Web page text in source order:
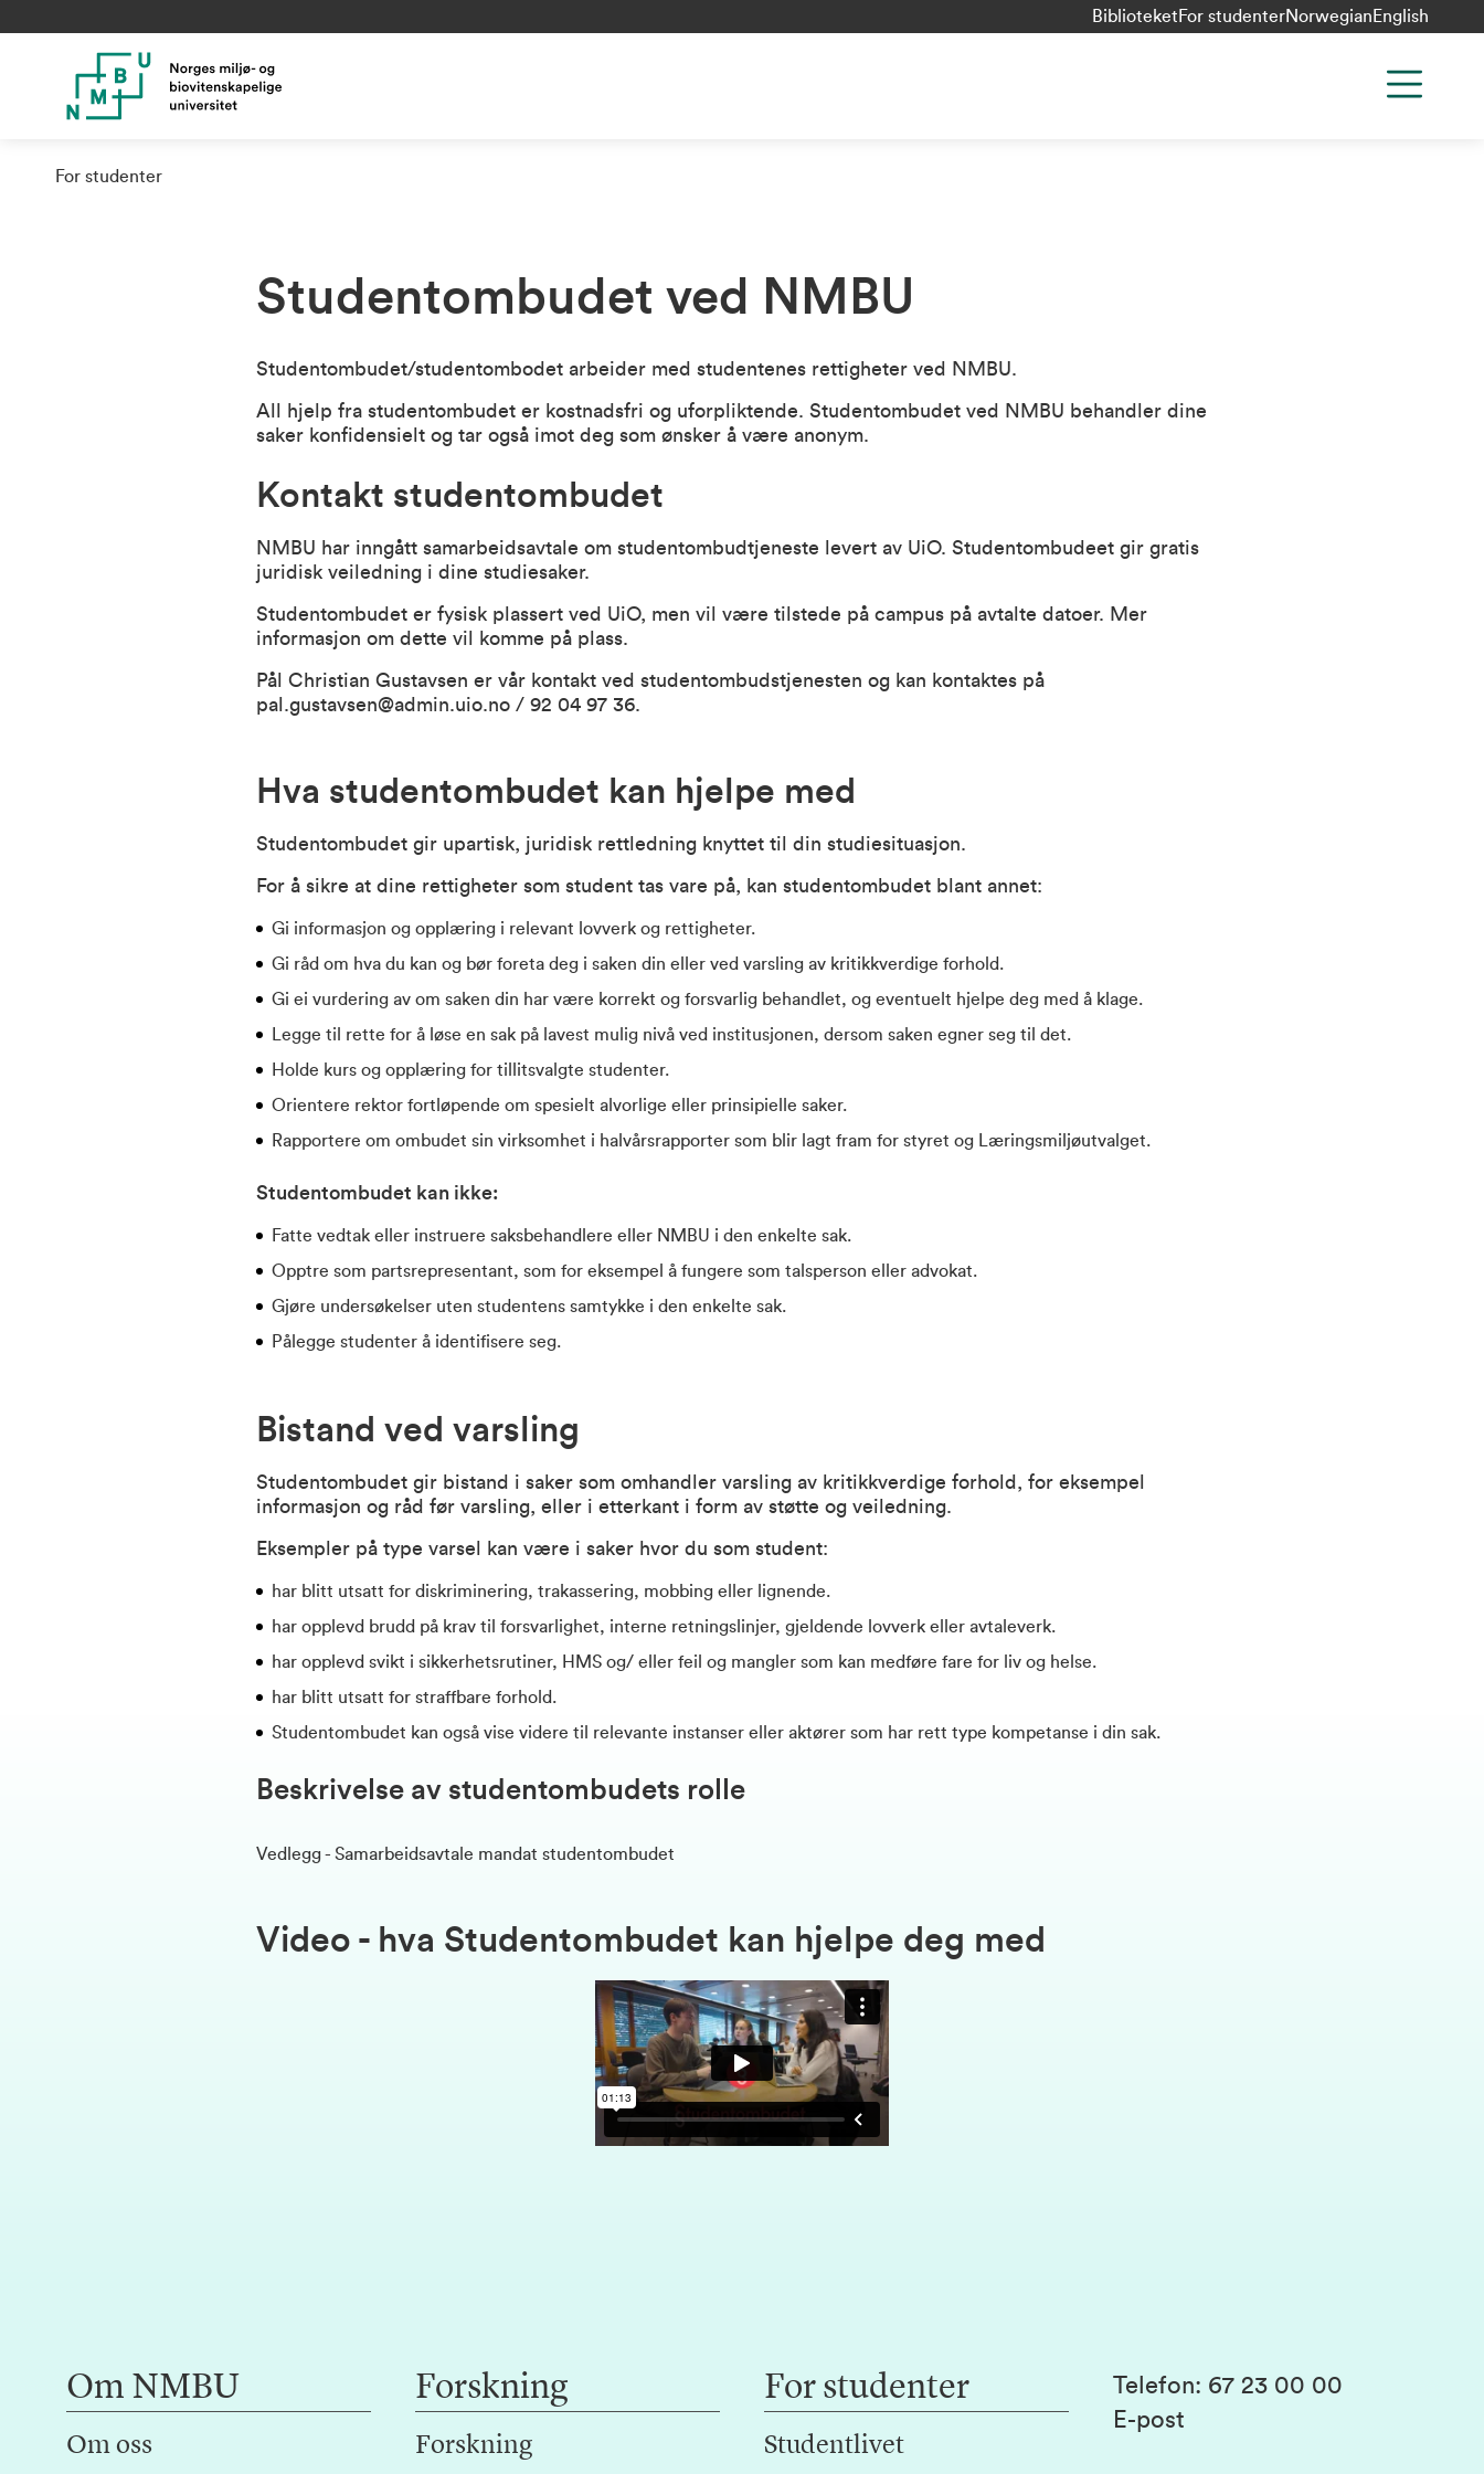
Biblioteket For studenterNorwegian English
For studenter
Studentombudet ved NMBU
Studentombudet/studentombodet arbeider med studentenes rettigheter ved NMBU.
All hjelp fra studentombudet er kostnadsfri og uforpliktende. Studentombudet ved NMBU behandler dine
saker konfidensielt og tar også imot deg som ønsker å være anonym.
Kontakt studentombudet
NMBU har inngått samarbeidsavtale om studentombudtjeneste levert av UiO. Studentombudeet gir gratis
juridisk veiledning i dine studiesaker.
Studentombudet er fysisk plassert ved UiO, men vil være tilstede på campus på avtalte datoer. Mer
informasjon om dette vil komme på plass.
Pål Christian Gustavsen er vår kontakt ved studentombudstjenesten og kan kontaktes på
pal.gustavsen@admin.uio.no / 92 04 97 36.
Hva studentombudet kan hjelpe med
Studentombudet gir upartisk, juridisk rettledning knyttet til din studiesituasjon.
For å sikre at dine rettigheter som student tas vare på, kan studentombudet blant annet:
Gi informasjon og opplæring i relevant lovverk og rettigheter.
Gi råd om hva du kan og bør foreta deg i saken din eller ved varsling av kritikkverdige forhold.
Gi ei vurdering av om saken din har være korrekt og forsvarlig behandlet, og eventuelt hjelpe deg med å klage.
Legge til rette for å løse en sak på lavest mulig nivå ved institusjonen, dersom saken egner seg til det.
Holde kurs og opplæring for tillitsvalgte studenter.
Orientere rektor fortløpende om spesielt alvorlige eller prinsipielle saker.
Rapportere om ombudet sin virksomhet i halvårsrapporter som blir lagt fram for styret og Læringsmiljøutvalget.
Studentombudet kan ikke:
Fatte vedtak eller instruere saksbehandlere eller NMBU i den enkelte sak.
Opptre som partsrepresentant, som for eksempel å fungere som talsperson eller advokat.
Gjøre undersøkelser uten studentens samtykke i den enkelte sak.
Pålegge studenter å identifisere seg.
Bistand ved varsling
Studentombudet gir bistand i saker som omhandler varsling av kritikkverdige forhold, for eksempel
informasjon og råd før varsling, eller i etterkant i form av støtte og veiledning.
Eksempler på type varsel kan være i saker hvor du som student:
har blitt utsatt for diskriminering, trakassering, mobbing eller lignende.
har opplevd brudd på krav til forsvarlighet, interne retningslinjer, gjeldende lovverk eller avtaleverk.
har opplevd svikt i sikkerhetsrutiner, HMS og/ eller feil og mangler som kan medføre fare for liv og helse.
har blitt utsatt for straffbare forhold.
Studentombudet kan også vise videre til relevante instanser eller aktører som har rett type kompetanse i din sak.
Beskrivelse av studentombudets rolle
Vedlegg - Samarbeidsavtale mandat studentombudet
Video - hva Studentombudet kan hjelpe deg med
Om NMBU
Om oss
Forskning
Forskning
For studenter
Studentlivet
Telefon: 67 23 00 00
E-post